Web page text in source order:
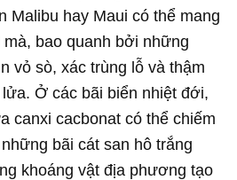
Malibu hay Maui có thể mang
bao quanh bởi những
vỏ sò, xác trùng lỗ và thậm
Ở các bãi biển nhiệt đới,
canxi cacbonat có thể chiếm
bãi cát san hô trắng
khoáng vật địa phương tạo